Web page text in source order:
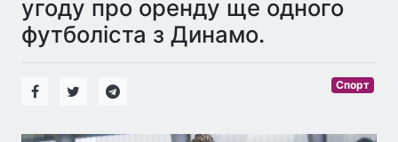
угоду про оренду ще одного
футболіста з Динамо.
Спорт